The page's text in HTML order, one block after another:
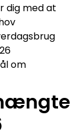
dig med at
om